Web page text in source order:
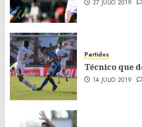
27 JULIO 2019
Partidos
Técnico que
14 JULIO 2019